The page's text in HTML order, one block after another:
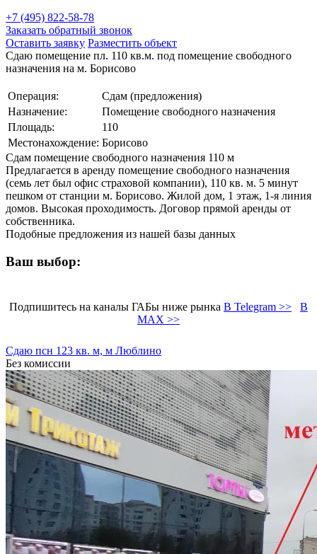
+7 (495) 822-58-78
Заказать обратный звонок
Оставить заявку Разместить объект
Сдаю помещение пл. 110 кв.м. под помещение свободного
назначения на м. Борисово
Операция:
Сдам (предложения)
Назначение:
Помещение свободного назначения
Площадь:
110
Местонахождение: Борисово
Сдам помещение свободного назначения 110 м
Предлагается в аренду помещение свободного назначения
(семь лет был офис страховой компании), 110 кв. м. 5 минут
пешком от станции м. Борисово. Жилой дом, 1 этаж, 1-я линия
домов. Высокая проходимость. Договор прямой аренды от
собственника.
Подобные предложения из нашей базы данных
Ваш выбор:
Подпишитесь на каналы ГАБы ниже рынка В Telegram >>
В
MAX >>
Сдаю псн 123 кв. м, м Люблино
Без комиссии